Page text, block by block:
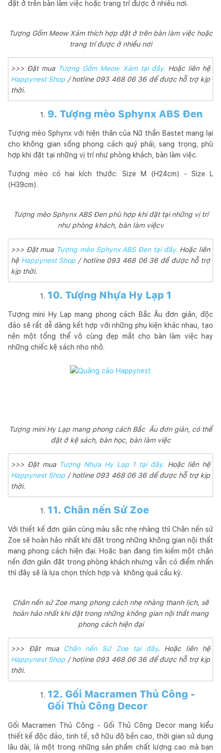
đặt ở trên bàn làm việc hoặc trang trí được ở nhiều nơi.
Tượng Gốm Meow Xám thích hợp đặt ở trên bàn làm việc hoặc
trang trí được ở nhiều nơi
>>> Đặt mua Tượng Gốm Meow Xám tại đây. Hoặc liên hệ
Happynest Shop / hotline 093 468 06 36 để được hỗ trợ kịp
thời.
9. Tượng mèo Sphynx ABS Đen
Tượng mèo Sphynx với hiện thân của Nữ thần Bastet mang lại
cho không gian sống phong cách quý phái, sang trọng, phù
hợp khi đặt tại những vị trí như phòng khách, bàn làm việc.
Tượng mèo có hai kích thước: Size M (H24cm) - Size L
(H39cm).
Tượng mèo Sphynx ABS Đen phù hợp khi đặt tại những vị trí
như phòng khách, bàn làm việcv
>>> Đặt mua Tượng mèo Sphynx ABS Đen tại đây. Hoặc liên
hệ Happynest Shop / hotline 093 468 06 36 để được hỗ trợ
kịp thời.
10. Tượng Nhựa Hy Lạp 1
Tượng mini Hy Lạp mang phong cách Bắc Âu đơn giản, độc
đáo sẽ rất dễ dàng kết hợp với những phụ kiện khác nhau, tạo
nên một tổng thể vô cùng đẹp mắt cho bàn làm việc hay
những chiếc kệ sách nho nhỏ.
Tượng mini Hy Lạp mang phong cách Bắc Âu đơn giản, có thể
đặt ở kệ sách, bàn học, bàn làm việc
>>> Đặt mua Tượng Nhựa Hy Lạp 1 tại đây. Hoặc liên hệ
Happynest Shop / hotline 093 468 06 36 để được hỗ trợ kịp
thời.
11. Chân nến Sứ Zoe
Với thiết kế đơn giản cùng màu sắc nhẹ nhàng thì Chân nến sứ
Zoe sẽ hoàn hảo nhất khi đặt trong những không gian nội thất
mang phong cách hiện đại. Hoặc bạn đang tìm kiếm một chân
nến đơn giản đặt trong phòng khách nhưng vẫn có điểm nhấn
thì đây sẽ là lựa chọn thích hợp và không quá cầu kỳ.
Chân nến sứ Zoe mang phong cách nhẹ nhàng thanh lịch, sẽ
hoàn hảo nhất khi đặt trong những không gian nội thất mang
phong cách hiện đại
>>> Đặt mua Chân nến Sứ Zoe tại đây. Hoặc liên hệ
Happynest Shop / hotline 093 468 06 36 để được hỗ trợ kịp
thời.
12. Gối Macramen Thủ Công -
Gối Thủ Công Decor
Gối Macramen Thủ Công - Gối Thủ Công Decor mang kiểu
thiết kế độc đáo, tinh tế, sở hữu độ bền cao, thời gian sử dụng
lâu dài, là một trong những sản phẩm chất lượng cao mà bạn